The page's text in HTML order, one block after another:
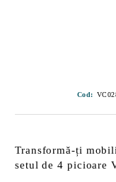
Cod:
Transformă-ți
setul de 4 picioare